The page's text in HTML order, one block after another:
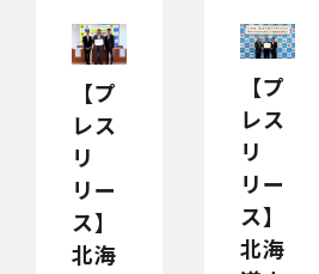
【プ
レス
リ
リー
ス】
北海
【プ
レス
リ
リー
ス】
北海